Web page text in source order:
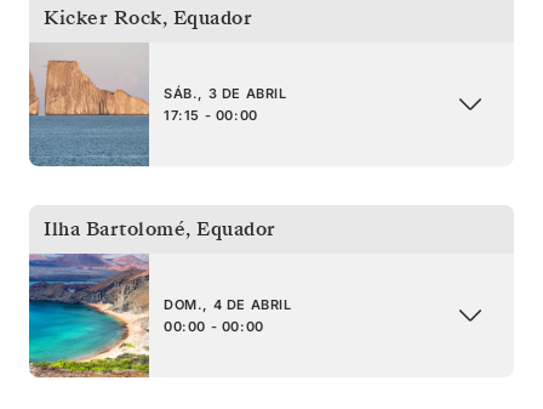
Kicker Rock, Equador
SÁB., 3 DE ABRIL
17:15 - 00:00
Ilha Bartolomé, Equador
DOM., 4 DE ABRIL
00:00 - 00:00